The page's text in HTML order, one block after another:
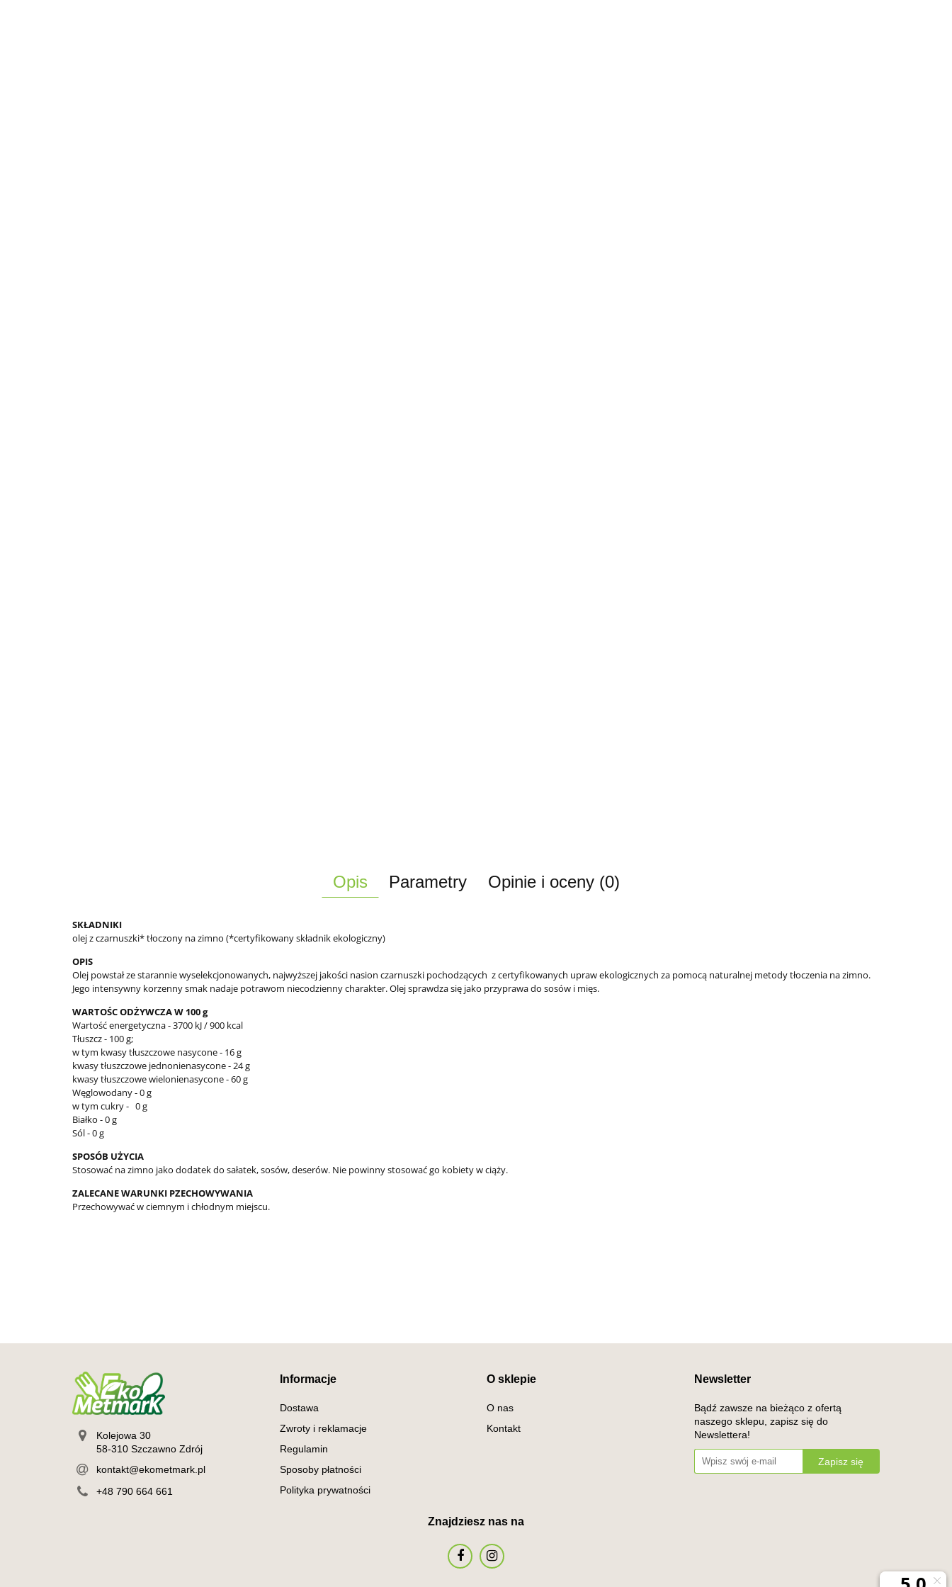
Opis Parametry Opinie i oceny (0)
SKŁADNIKI
olej z czarnuszki* tłoczony na zimno (*certyfikowany składnik ekologiczny)
OPIS
Olej powstał ze starannie wyselekcjonowanych, najwyższej jakości nasion czarnuszki pochodzących z certyfikowanych upraw ekologicznych za pomocą naturalnej metody tłoczenia na zimno.
Jego intensywny korzenny smak nadaje potrawom niecodzienny charakter. Olej sprawdza się jako przyprawa do sosów i mięs.
WARTOŚC ODŻYWCZA W 100 g
Wartość energetyczna - 3700 kJ / 900 kcal
Tłuszcz - 100 g;
w tym kwasy tłuszczowe nasycone - 16 g
kwasy tłuszczowe jednonienasycone - 24 g
kwasy tłuszczowe wielonienasycone - 60 g
Węglowodany - 0 g
w tym cukry - 0 g
Białko - 0 g
Sól - 0 g
SPOSÓB UŻYCIA
Stosować na zimno jako dodatek do sałatek, sosów, deserów. Nie powinny stosować go kobiety w ciąży.
ZALECANE WARUNKI PZECHOWYWANIA
Przechowywać w ciemnym i chłodnym miejscu.
Kolejowa 30
58-310 Szczawno Zdrój
kontakt@ekometmark.pl
+48 790 664 661
Informacje
Dostawa
Zwroty i reklamacje
Regulamin
Sposoby płatności
Polityka prywatności
O sklepie
O nas
Kontakt
Newsletter
Bądź zawsze na bieżąco z ofertą
naszego sklepu, zapisz się do
Newslettera!
Znajdziesz nas na